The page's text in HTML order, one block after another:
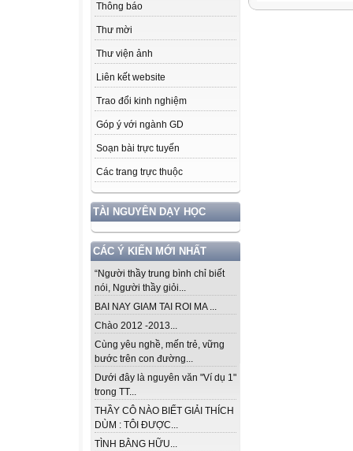
Thông báo
Thư mời
Thư viện ảnh
Liên kết website
Trao đổi kinh nghiệm
Góp ý với ngành GD
Soạn bài trực tuyến
Các trang trực thuộc
TÀI NGUYÊN DẠY HỌC
CÁC Ý KIẾN MỚI NHẤT
“Người thầy trung bình chỉ biết
nói, Người thầy giỏi...
BAI NAY GIAM TAI ROI MA ...
Chào 2012 -2013...
Cùng yêu nghề, mến trẻ, vững
bước trên con đường...
Dưới đây là nguyên văn "Ví dụ 1"
trong TT...
THẦY CÔ NÀO BIẾT GIẢI THÍCH
DÙM : TÔI ĐƯỢC...
TÌNH BẰNG HỮU...